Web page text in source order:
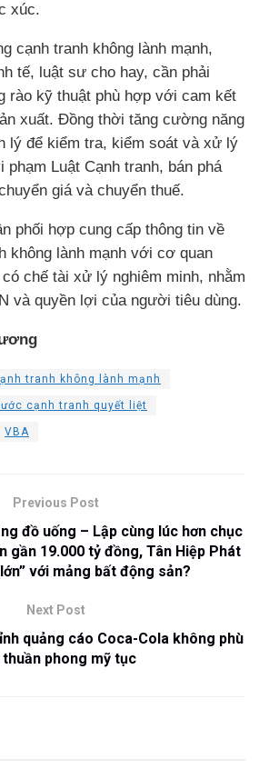
xúc.
cạnh tranh không lành mạnh,
tế, luật sư cho hay, cần phải
rào kỹ thuật phù hợp với cam kết
xuất. Đồng thời tăng cường năng
lý để kiểm tra, kiểm soát và xử lý
phạm Luật Cạnh tranh, bán phá
giá và chuyển thuế.
phối hợp cung cấp thông tin về
không lành mạnh với cơ quan
chế tài xử lý nghiêm minh, nhằm
và quyền lợi của người tiêu dùng.
tranh không lành mạnh
cạnh tranh quyết liệt
VBA
Previous Post
đồ uống – Lập cùng lúc hơn chục
gần 19.000 tỷ đồng, Tân Hiệp Phát
với mảng bất động sản?
Next Post
quảng cáo Coca-Cola không phù
thuần phong mỹ tục